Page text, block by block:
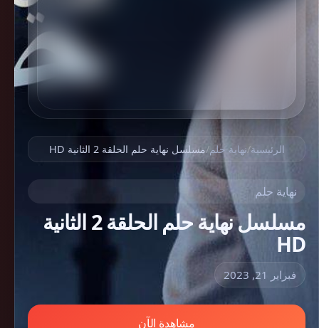
الرئيسية/نهاية حلم/مسلسل نهاية حلم الحلقة 2 الثانية HD
نهاية حلم
مسلسل نهاية حلم الحلقة 2 الثانية
HD
فبراير 21, 2023
مشاهدة الآن